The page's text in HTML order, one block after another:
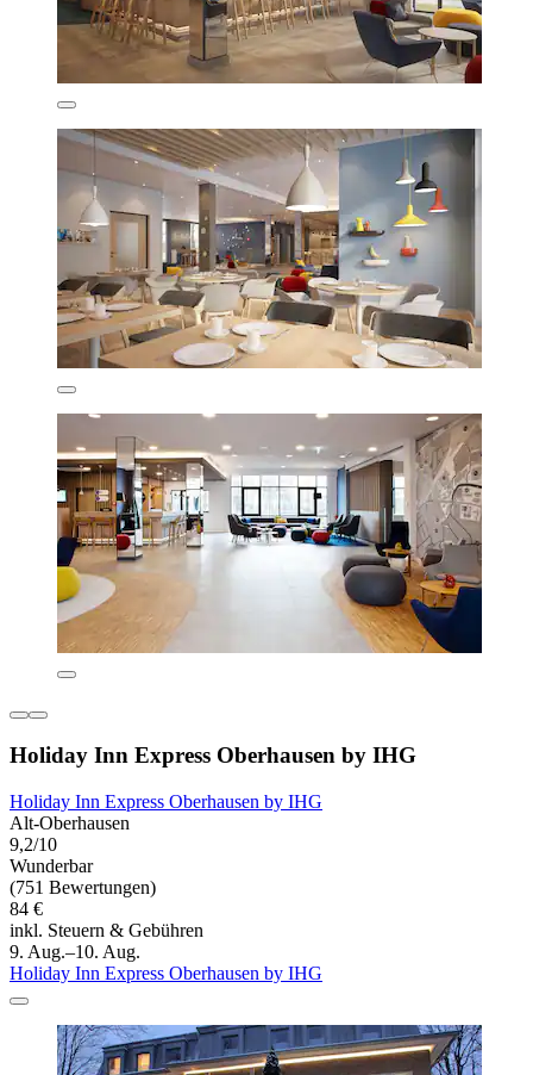
Holiday Inn Express Oberhausen by IHG
Holiday Inn Express Oberhausen by IHG
Alt-Oberhausen
9,2/10
Wunderbar
(751 Bewertungen)
84 €
inkl. Steuern & Gebühren
9. Aug.–10. Aug.
Holiday Inn Express Oberhausen by IHG